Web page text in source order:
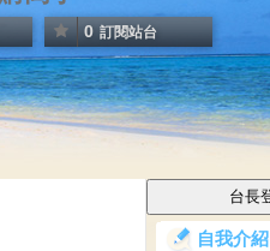
0 訂閱站台
自我介紹